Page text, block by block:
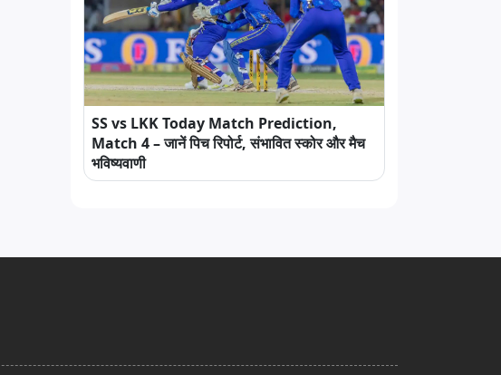
SS vs LKK Today Match Prediction,
Match 4 – जानें पिच रिपोर्ट, संभावित स्कोर और मैच
भविष्यवाणी